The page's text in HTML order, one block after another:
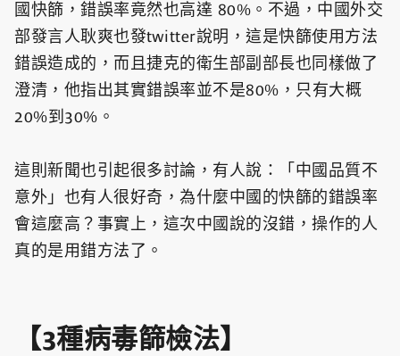
國快篩，錯誤率竟然也高達 80%。不過，中國外交
部發言人耿爽也發twitter說明，這是快篩使用方法
錯誤造成的，而且捷克的衛生部副部長也同樣做了
澄清，他指出其實錯誤率並不是80%，只有大概
20%到30%。
這則新聞也引起很多討論，有人說：「中國品質不
意外」也有人很好奇，為什麼中國的快篩的錯誤率
會這麼高？事實上，這次中國說的沒錯，操作的人
真的是用錯方法了。
【3種病毒篩檢法】